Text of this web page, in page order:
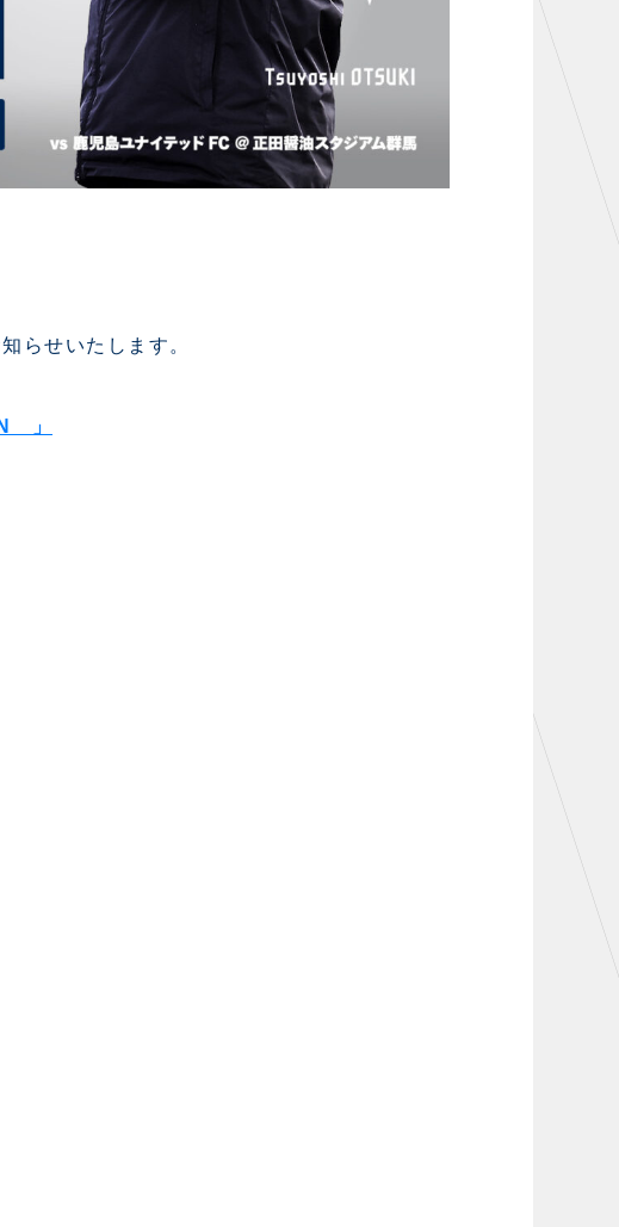
施設紹介
店舗エリアガイド
Thesparkについて
お問い合わせ
らせいたします。
」